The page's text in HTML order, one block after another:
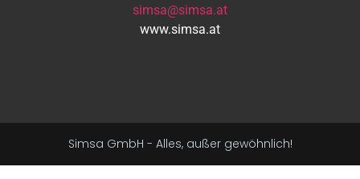
simsa@simsa.at
www.simsa.at
Simsa GmbH - Alles, außer gewöhnlich!